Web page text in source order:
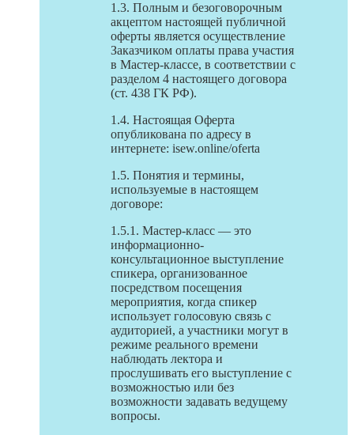
1.3. Полным и безоговорочным
акцептом настоящей публичной
оферты является осуществление
Заказчиком оплаты права участия
в Мастер-классе, в соответствии с
разделом 4 настоящего договора
(ст. 438 ГК РФ).
1.4. Настоящая Оферта
опубликована по адресу в
интернете: isew.online/oferta
1.5. Понятия и термины,
используемые в настоящем
договоре:
1.5.1. Мастер-класс — это
информационно-
консультационное выступление
спикера, организованное
посредством посещения
мероприятия, когда спикер
использует голосовую связь с
аудиторией, а участники могут в
режиме реального времени
наблюдать лектора и
прослушивать его выступление с
возможностью или без
возможности задавать ведущему
вопросы.